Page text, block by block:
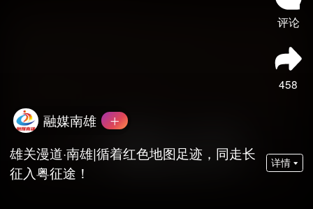
评论
458
融媒南雄
雄关漫道·南雄|循着红色地图足迹，同走长
征入粤征途！
详情